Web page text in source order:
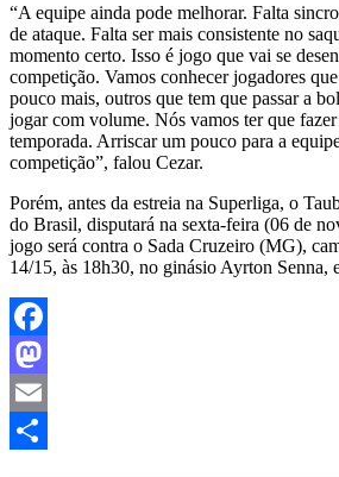
“A equipe ainda pode melhorar. Falta
de ataque. Falta ser mais consistente no
momento certo. Isso é jogo que vai se
competição. Vamos conhecer jogadores
pouco mais, outros que tem que passar a
jogar com volume. Nós vamos ter que
temporada. Arriscar um pouco para a
competição”, falou Cezar.
Porém, antes da estreia na Superliga, o
do Brasil, disputará na sexta-feira (06 de
jogo será contra o Sada Cruzeiro (MG),
14/15, às 18h30, no ginásio Ayrton Senna,
Facebook
Mastodon
Email